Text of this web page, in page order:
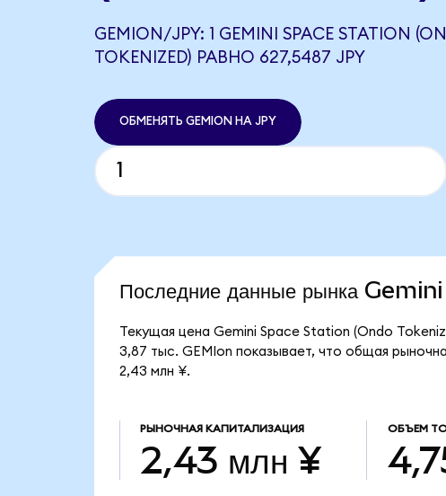
GEMION/JPY: 1 GEMINI SPACE STATION
TOKENIZED) РАВНО 627,5487 JPY
ОБМЕНЯТЬ GEMION НА JPY
Последние данные рынка
Текущая цена Gemini Space Station (Ondo
3,87 тыс. GEMIon показывает, что общая
2,43 млн ¥.
РЫНОЧНАЯ КАПИТАЛИЗАЦИЯ
2,43 млн ¥
ОБЪЕМ